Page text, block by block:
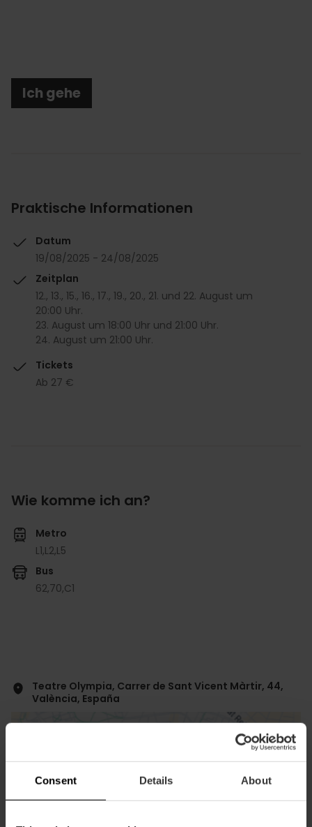
Consent Details About
Ich gehe
Praktische Informationen
Datum
19/08/2025 - 24/08/2025
Zeitplan
12., 13., 15., 16., 17., 19., 20., 21. und 22. August um
20:00 Uhr.
23. August um 18:00 Uhr und 21:00 Uhr.
24. August um 21:00 Uhr.
Tickets
Ab 27 €
Wie komme ich an?
Metro
L1,L2,L5
Bus
62,70,C1
Teatre Olympia, Carrer de Sant Vicent Màrtir, 44,
València, España